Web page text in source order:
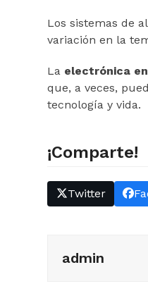
Los sistemas de
variación en la
La electrónica
que, a veces,
tecnología y vida.
¡Comparte!
Twitter
admin